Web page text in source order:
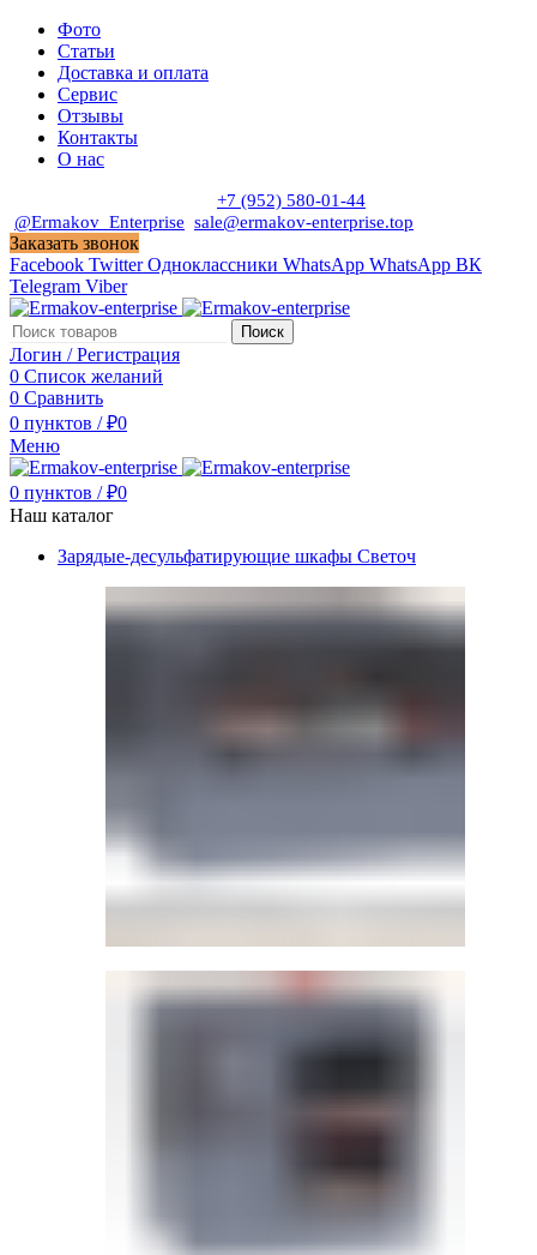
Фото
Статьи
Доставка и оплата
Сервис
Отзывы
Контакты
О нас
+7 (952) 580-01-44
@Ermakov_Enterprise sale@ermakov-enterprise.top
Заказать звонок
Facebook Twitter Одноклассники WhatsApp WhatsApp ВК
Telegram Viber
Поиск
Логин / Регистрация
0 Список желаний
0 Сравнить
0 пунктов / ₽0
Меню
0 пунктов / ₽0
Наш каталог
Зарядые-десульфатирующие шкафы Светоч